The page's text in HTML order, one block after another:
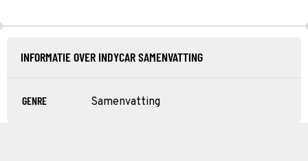
INFORMATIE OVER INDYCAR SAMENVATTING
GENRE Samenvatting